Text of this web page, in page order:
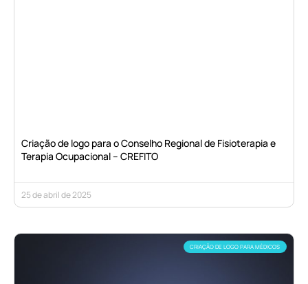
Criação de logo para o Conselho Regional de Fisioterapia e
Terapia Ocupacional – CREFITO
25 de abril de 2025
CRIAÇÃO DE LOGO PARA MÉDICOS